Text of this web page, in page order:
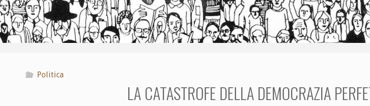
Politica
LA CATASTROFE DELLA DEMOCRAZIA